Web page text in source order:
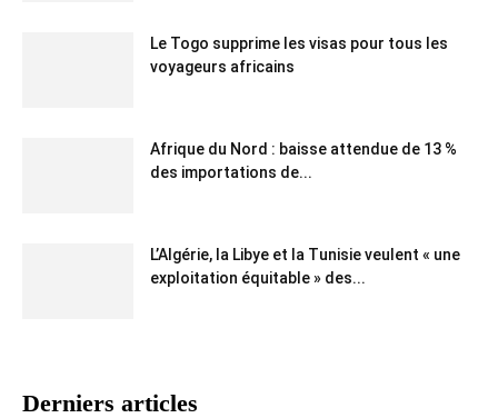
Le Togo supprime les visas pour tous les
voyageurs africains
Afrique du Nord : baisse attendue de 13 %
des importations de...
L’Algérie, la Libye et la Tunisie veulent « une
exploitation équitable » des...
Derniers articles